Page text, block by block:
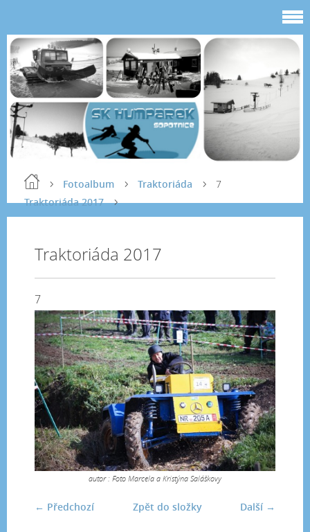
Fotoalbum
Traktoriáda
Traktoriáda 2017
7
Traktoriáda 2017
7
autor : Foto Marcela a Kristýna Saláškovy
← Předchozí Další →
Zpět do složky